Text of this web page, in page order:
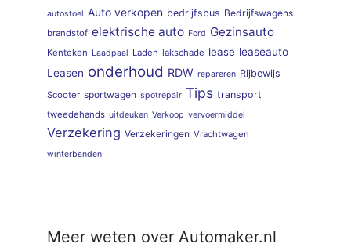
autostoel Auto verkopen bedrijfsbus Bedrijfswagens
brandstof elektrische auto Ford Gezinsauto
Kenteken Laadpaal Laden lakschade lease leaseauto
Leasen onderhoud RDW repareren Rijbewijs
Scooter sportwagen spotrepair Tips transport
tweedehands uitdeuken Verkoop vervoermiddel
Verzekering Verzekeringen Vrachtwagen
winterbanden
Meer weten over Automaker.nl